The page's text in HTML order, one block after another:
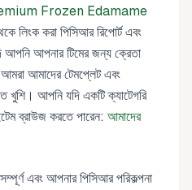
Frozen Edamame
লিংক করা পিসিআর রিপোর্ট এবং
আপনি আপনার টিমের জন্য ক্রেতা
আমাদের টেমপ্লেট এবং
খুশি। আপনি যদি একটি ক্যাটেগরি
ব্রাউজ করতে পারেন: আমাদের
এবং আপনার পিসিআর পরিকল্পনা